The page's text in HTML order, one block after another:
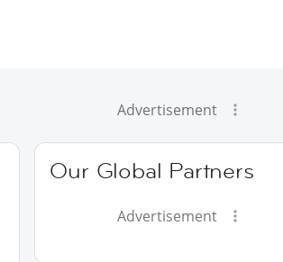
Advertisement
Our Global Partners
Advertisement